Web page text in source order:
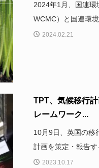
2024年1月、国連環
WCMC）と国連環
2024.02.21
TPT、気候移行
レームワーク...
10月9日、英国の移
計画を策定・報告す
2023.10.17